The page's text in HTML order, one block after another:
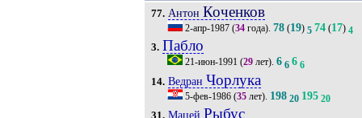
77. Антон Коченков
2-апр-1987(34года). 78(19) 5 74(17) 4
3. Пабло
21-июн-1991 (29лет). 6 6 6 6
14. Ведран Чорлука
5-фев-1986(35лет). 198 20 195 20
31. Мацей Рыбус